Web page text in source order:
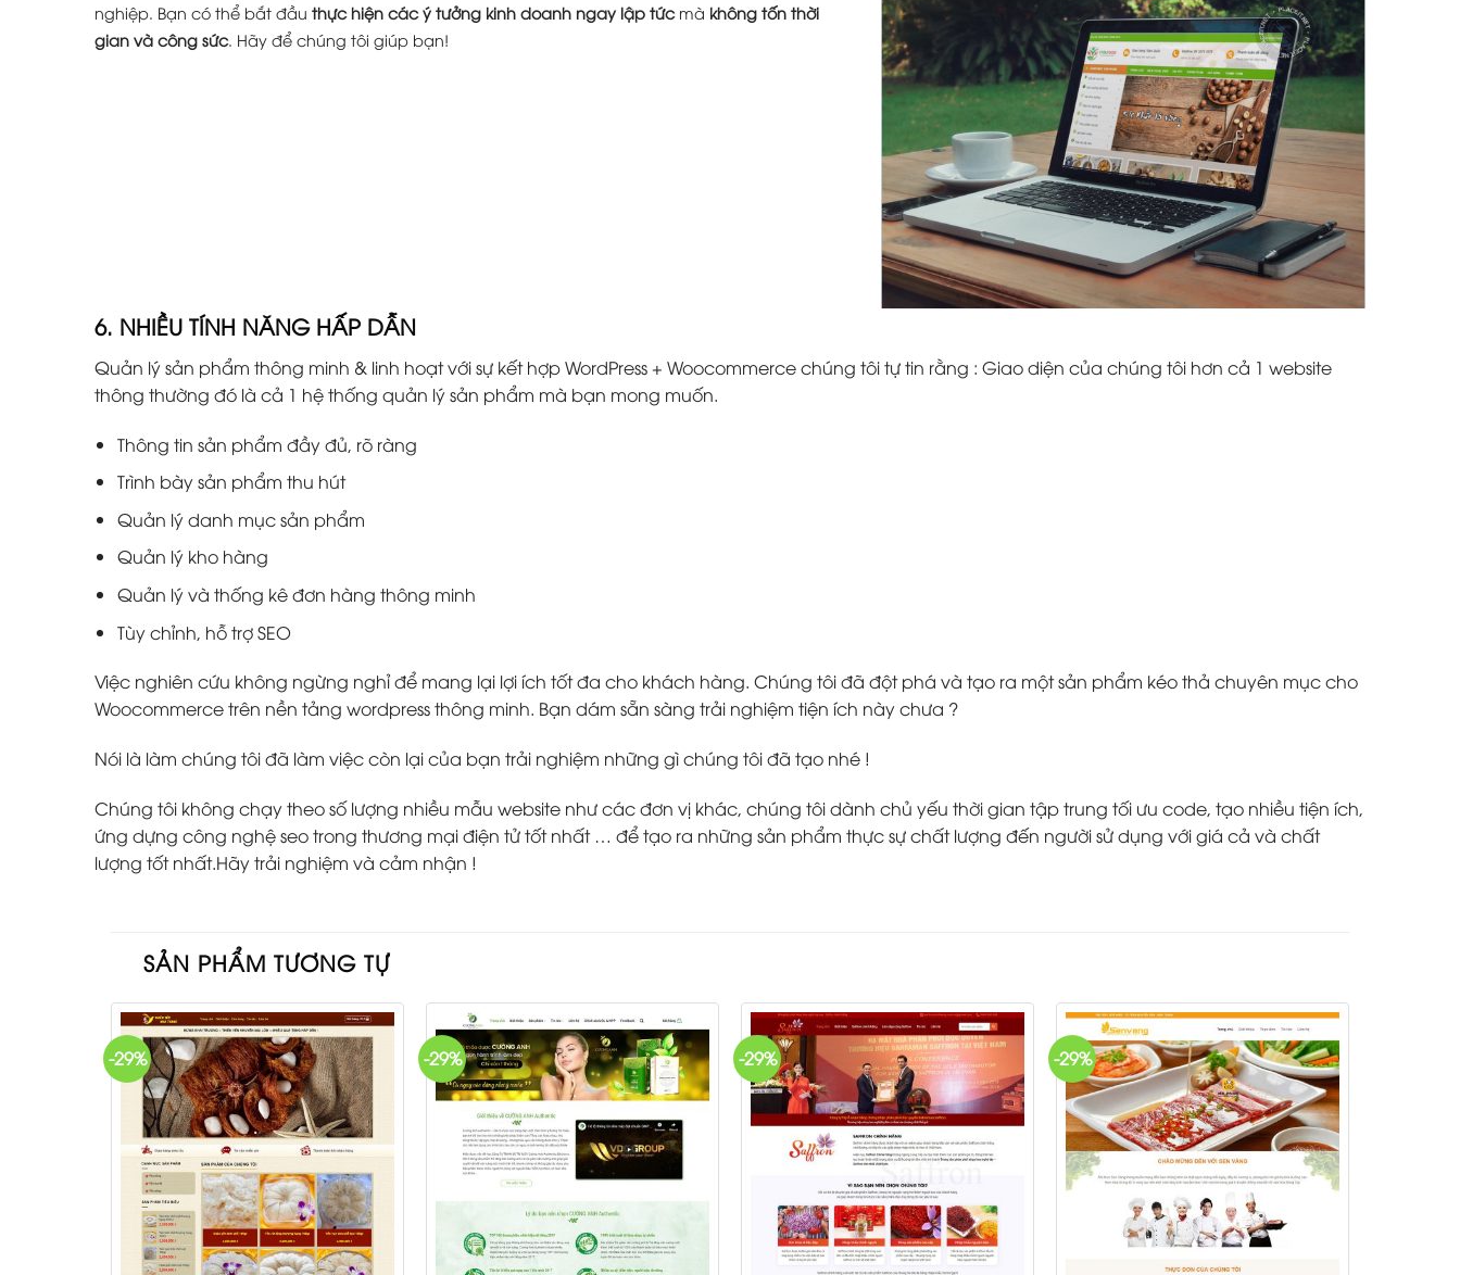
nghiệp. Bạn có thể bắt đầu thực hiện các ý tưởng kinh doanh ngay lập tứcmà không tốn thời
gian và công sức. Hãy để chúng tôi giúp bạn!
6. NHIỀU TÍNH NĂNG HẤP DẪN
Quản lý sản phẩm thông minh & linh hoạt với sự kết hợp WordPress + Woocommerce chúng tôi tự tin rằng : Giao diện của chúng tôi hơn cả 1 website
thông thường đó là cả 1 hệ thống quản lý sản phẩm mà bạn mong muốn.
Thông tin sản phẩm đầy đủ, rõ ràng
Trình bày sản phẩm thu hút
Quản lý danh mục sản phẩm
Quản lý kho hàng
Quản lý và thống kê đơn hàng thông minh
Tùy chỉnh, hỗ trợ SEO
Việc nghiên cứu không ngừng nghỉ để mang lại lợi ích tốt đa cho khách hàng. Chúng tôi đã đột phá và tạo ra một sản phẩm kéo thả chuyên mục cho
Woocommerce trên nền tảng wordpress thông minh. Bạn dám sẵn sàng trải nghiệm tiện ích này chưa ?
Nói là làm chúng tôi đã làm việc còn lại của bạn trải nghiệm những gì chúng tôi đã tạo nhé !
Chúng tôi không chạy theo số lượng nhiều mẫu website như các đơn vị khác, chúng tôi dành chủ yếu thời gian tập trung tối ưu code, tạo nhiều tiện ích,
ứng dựng công nghệ seo trong thương mại điện tử tốt nhất … để tạo ra những sản phẩm thực sự chất lượng đến người sử dụng với giá cả và chất
lượng tốt nhất.Hãy trải nghiệm và cảm nhận !
SẢN PHẨM TƯƠNG TỰ
-29% -29% -29% -29%